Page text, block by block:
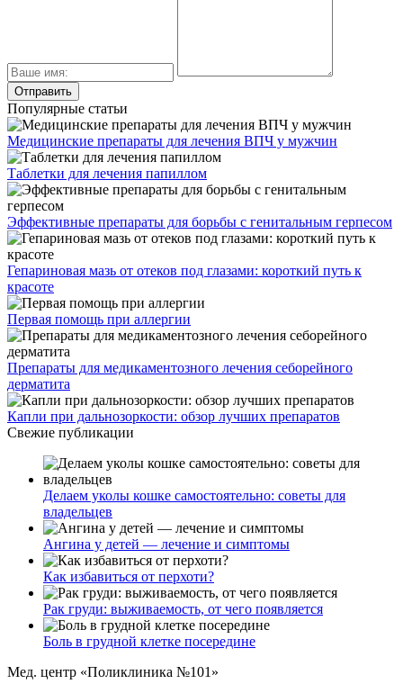
Популярные статьи
Медицинские препараты для лечения ВПЧ у мужчин
Таблетки для лечения папиллом
Эффективные препараты для борьбы с генитальным герпесом
Гепариновая мазь от отеков под глазами: короткий путь к
красоте
Первая помощь при аллергии
Препараты для медикаментозного лечения себорейного
дерматита
Капли при дальнозоркости: обзор лучших препаратов
Свежие публикации
Делаем уколы кошке самостоятельно: советы для
владельцев
Ангина у детей — лечение и симптомы
Как избавиться от перхоти?
Рак груди: выживаемость, от чего появляется
Боль в грудной клетке посередине
Мед. центр «Поликлиника №101»